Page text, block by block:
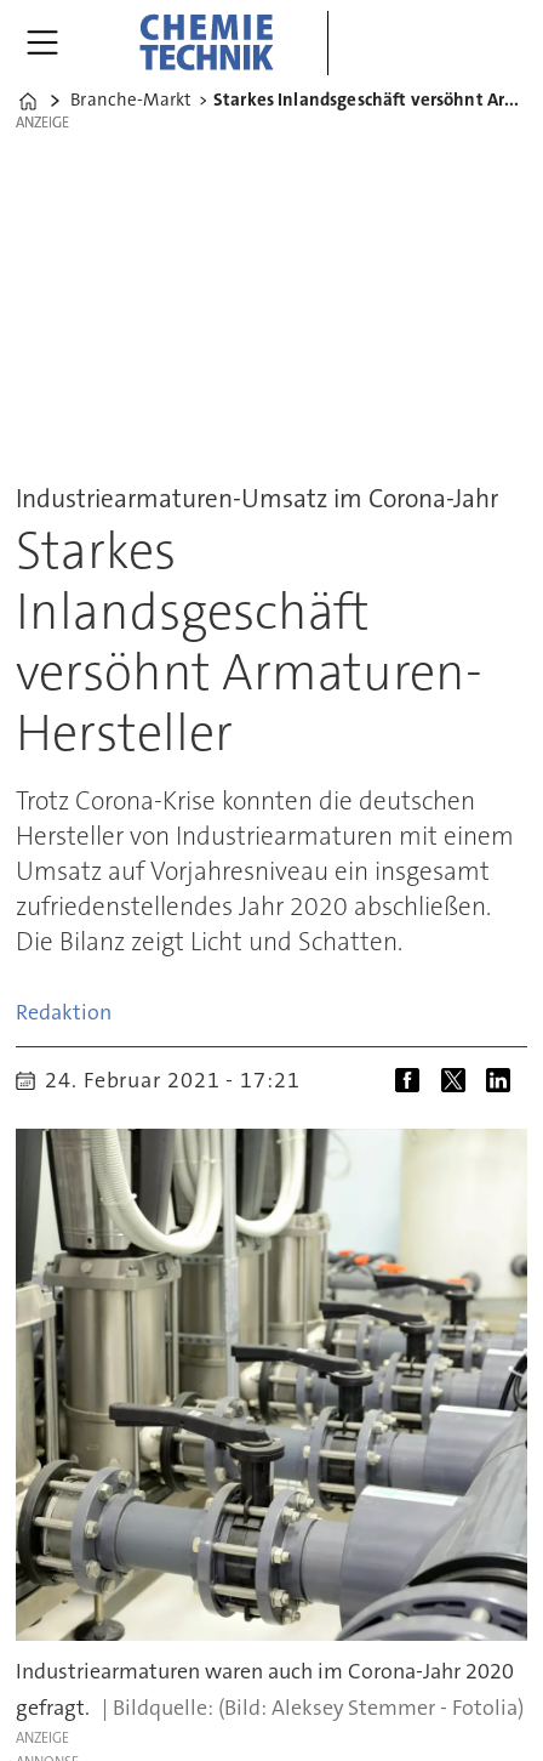
Home
Branche-Markt Starkes Inlandsgeschäft versöhnt Armaturen-Hersteller
ANZEIGE
ANZEIGE
Industriearmaturen-Umsatz im Corona-Jahr
Starkes
Inlandsgeschäft
versöhnt Armaturen-
Hersteller
Trotz Corona-Krise konnten die deutschen
Hersteller von Industriearmaturen mit einem
Umsatz auf Vorjahresniveau ein insgesamt
zufriedenstellendes Jahr 2020 abschließen.
Die Bilanz zeigt Licht und Schatten.
Redaktion
24. Februar 2021 - 17:21
Industriearmaturen waren auch im Corona-Jahr 2020
gefragt.
(Bild: Aleksey Stemmer - Fotolia)
ANZEIGE